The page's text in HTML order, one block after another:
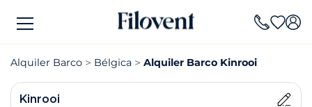
Alquiler Barco Bélgica Alquiler Barco Kinrooi
Kinrooi